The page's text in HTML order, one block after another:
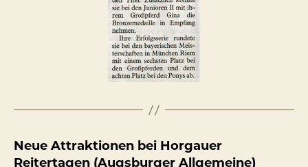
Neue Attraktionen bei Horgauer
Reitertagen (Augsburger Allgemeine)